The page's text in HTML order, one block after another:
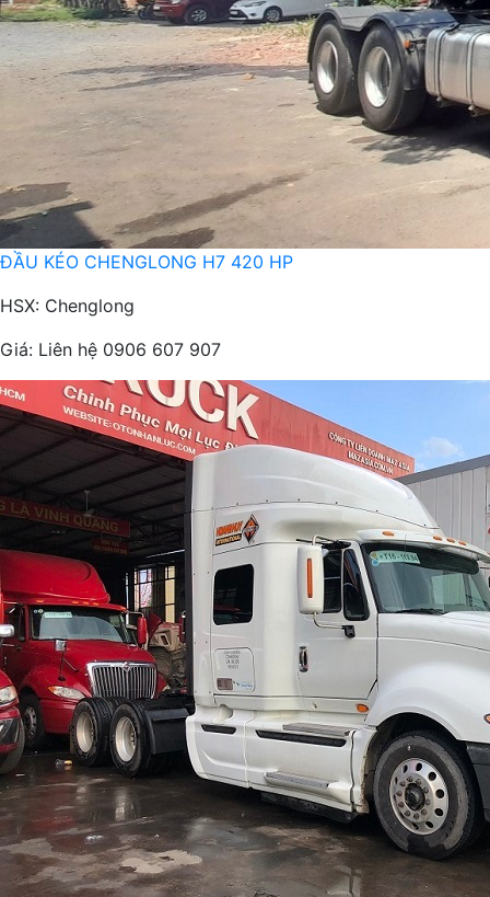
ĐẦU KÉO CHENGLONG H7 420 HP
HSX: Chenglong
Giá: Liên hệ 0906 607 907